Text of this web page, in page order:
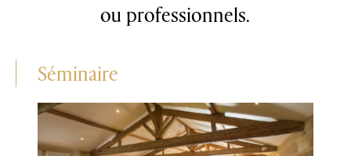
ou professionnels.
Séminaire